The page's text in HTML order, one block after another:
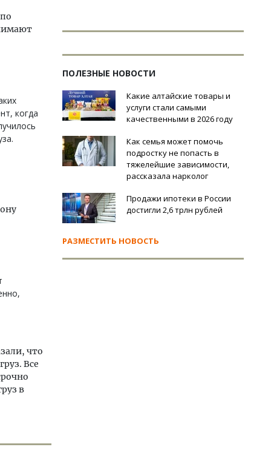
когда
что
Все
в
ПОЛЕЗНЫЕ НОВОСТИ
Какие алтайские товары и
услуги стали самыми
качественными в 2026 году
Как семья может помочь
подростку не попасть в
тяжелейшие зависимости,
рассказала нарколог
Продажи ипотеки в России
достигли 2,6 трлн рублей
РАЗМЕСТИТЬ НОВОСТЬ